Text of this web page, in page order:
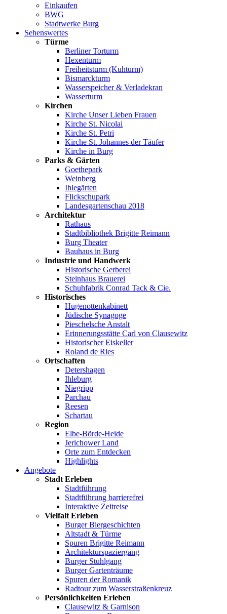
Einkaufen
BWG
Stadtwerke Burg
Sehenswertes
Türme
Berliner Torturm
Hexenturm
Freiheitsturm (Kuhturm)
Bismarckturm
Wasserspeicher & Verladekran
Wasserturm
Kirchen
Kirche Unser Lieben Frauen
Kirche St. Nicolai
Kirche St. Petri
Kirche St. Johannes der Täufer
Kirche in Burg
Parks & Gärten
Goethepark
Weinberg
Ihlegärten
Flickschupark
Landesgartenschau 2018
Architektur
Rathaus
Stadtbibliothek Brigitte Reimann
Burg Theater
Bauhaus in Burg
Industrie und Handwerk
Historische Gerberei
Steinhaus Brauerei
Schuhfabrik Conrad Tack & Cie.
Historisches
Hugenottenkabinett
Jüdische Synagoge
Pieschelsche Anstalt
Erinnerungsstätte Carl von Clausewitz
Historischer Eiskeller
Roland de Ries
Ortschaften
Detershagen
Ihleburg
Niegripp
Parchau
Reesen
Schartau
Region
Elbe-Börde-Heide
Jerichower Land
Orte zum Entdecken
Highlights
Angebote
Stadt Erleben
Stadtführung
Stadtführung barrierefrei
Interaktive Zeitreise
Vielfalt Erleben
Burger Biergeschichten
Altstadt & Türme
Spuren Brigitte Reimann
Architekturspaziergang
Burger Stuhlgang
Burger Gartenträume
Spuren der Romanik
Radtour zum Wasserstraßenkreuz
Persönlichkeiten Erleben
Clausewitz & Garnison